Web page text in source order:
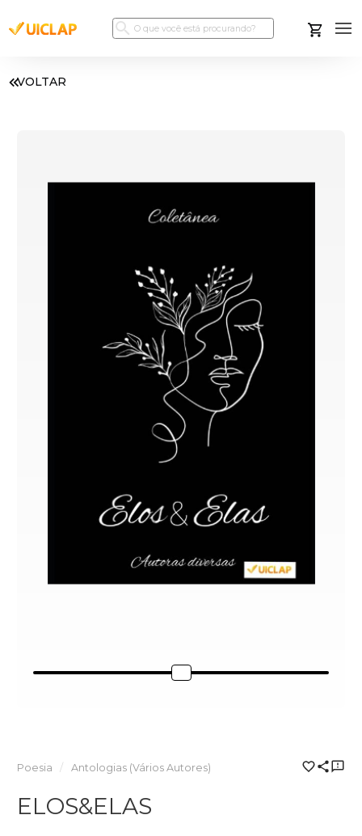
VOLTAR
Poesia Antologias (Vários Autores)
ELOS&ELAS